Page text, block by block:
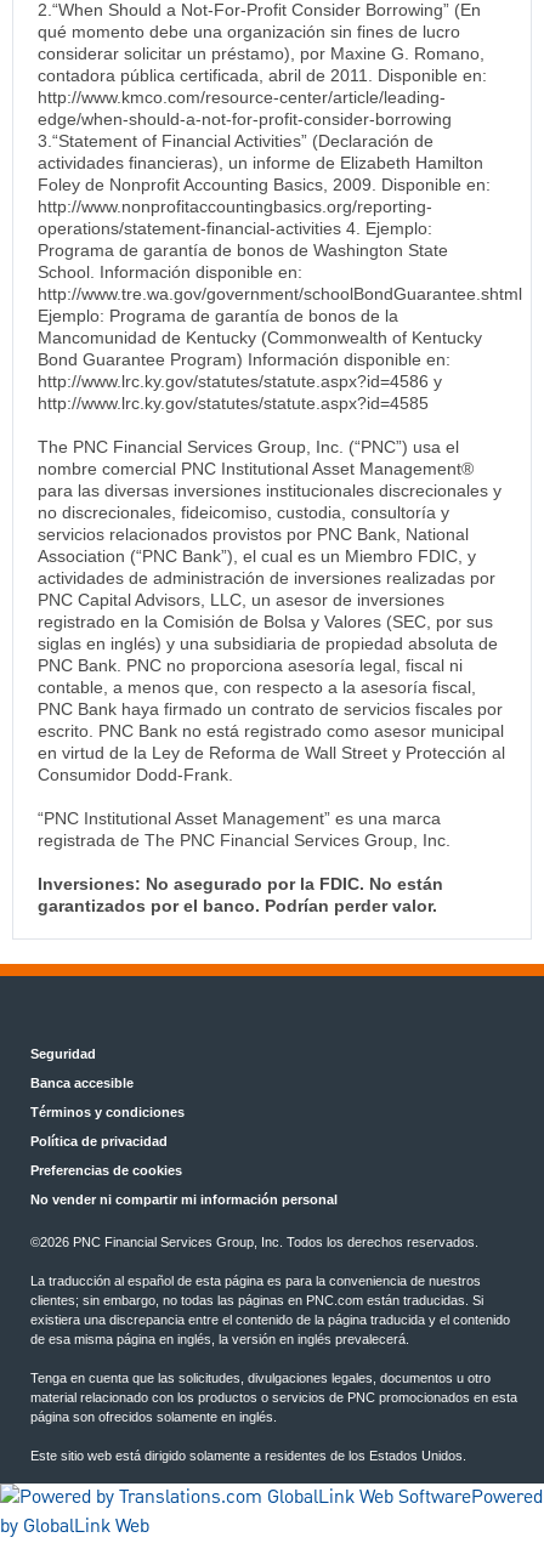
2.“When Should a Not-For-Profit Consider Borrowing” (En
qué momento debe una organización sin fines de lucro
considerar solicitar un préstamo), por Maxine G. Romano,
contadora pública certificada, abril de 2011. Disponible en:
http://www.kmco.com/resource-center/article/leading-
edge/when-should-a-not-for-profit-consider-borrowing
3.“Statement of Financial Activities” (Declaración de
actividades financieras), un informe de Elizabeth Hamilton
Foley de Nonprofit Accounting Basics, 2009. Disponible en:
http://www.nonprofitaccountingbasics.org/reporting-
operations/statement-financial-activities 4. Ejemplo:
Programa de garantía de bonos de Washington State
School. Información disponible en:
http://www.tre.wa.gov/government/schoolBondGuarantee.shtml
Ejemplo: Programa de garantía de bonos de la
Mancomunidad de Kentucky (Commonwealth of Kentucky
Bond Guarantee Program) Información disponible en:
http://www.lrc.ky.gov/statutes/statute.aspx?id=4586 y
http://www.lrc.ky.gov/statutes/statute.aspx?id=4585
The PNC Financial Services Group, Inc. (“PNC”) usa el
nombre comercial PNC Institutional Asset Management®
para las diversas inversiones institucionales discrecionales y
no discrecionales, fideicomiso, custodia, consultoría y
servicios relacionados provistos por PNC Bank, National
Association (“PNC Bank”), el cual es un Miembro FDIC, y
actividades de administración de inversiones realizadas por
PNC Capital Advisors, LLC, un asesor de inversiones
registrado en la Comisión de Bolsa y Valores (SEC, por sus
siglas en inglés) y una subsidiaria de propiedad absoluta de
PNC Bank. PNC no proporciona asesoría legal, fiscal ni
contable, a menos que, con respecto a la asesoría fiscal,
PNC Bank haya firmado un contrato de servicios fiscales por
escrito. PNC Bank no está registrado como asesor municipal
en virtud de la Ley de Reforma de Wall Street y Protección al
Consumidor Dodd-Frank.
“PNC Institutional Asset Management” es una marca
registrada de The PNC Financial Services Group, Inc.
Inversiones: No asegurado por la FDIC. No están
garantizados por el banco. Podrían perder valor.
Seguridad
Banca accesible
Términos y condiciones
Política de privacidad
Preferencias de cookies
No vender ni compartir mi información personal
©2026 PNC Financial Services Group, Inc. Todos los derechos reservados.
La traducción al español de esta página es para la conveniencia de nuestros
clientes; sin embargo, no todas las páginas en PNC.com están traducidas. Si
existiera una discrepancia entre el contenido de la página traducida y el contenido
de esa misma página en inglés, la versión en inglés prevalecerá.
Tenga en cuenta que las solicitudes, divulgaciones legales, documentos u otro
material relacionado con los productos o servicios de PNC promocionados en esta
página son ofrecidos solamente en inglés.
Este sitio web está dirigido solamente a residentes de los Estados Unidos.
Powered
by GlobalLink Web